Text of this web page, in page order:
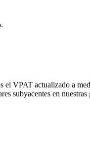
el VPAT actualizado a
subyacentes en nuestras